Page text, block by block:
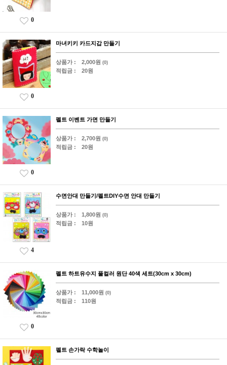
0
마녀키키 카드지갑 만들기
상품가 : 2,000원 (0)
적립금 : 20원
0
펠트 이벤트 가면 만들기
상품가 : 2,700원 (0)
적립금 : 20원
0
수면안대 만들기/펠트DIY수면 안대 만들기
상품가 : 1,800원 (0)
적립금 : 10원
4
펠트 하트유수지 풀컬러 원단 40색 세트(30cm x 30cm)
상품가 : 11,000원 (0)
적립금 : 110원
0
펠트 손가락 수학놀이